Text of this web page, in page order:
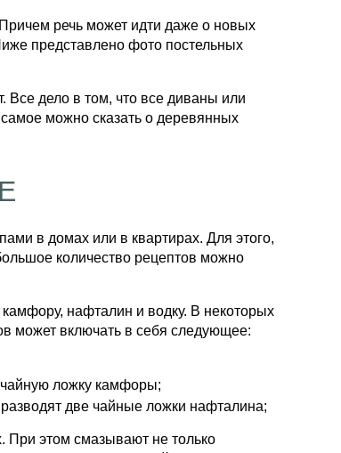
речь может идти даже о новых
представлено фото постельных
Все дело в том, что все диваны или
можно сказать о деревянных
в домах или в квартирах. Для этого,
количество рецептов можно
нафталин и водку. В некоторых
может включать в себя следующее:
чайную ложку камфоры;
две чайные ложки нафталина;
При этом смазывают не только